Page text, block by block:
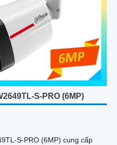
S-PRO (6MP)
S-PRO (6MP) cung cấp